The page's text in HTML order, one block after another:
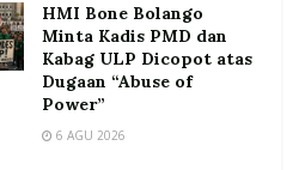
HMI Bone Bolango
Minta Kadis PMD dan
Kabag ULP Dicopot atas
Dugaan “Abuse of
Power”
6 AGU 2026